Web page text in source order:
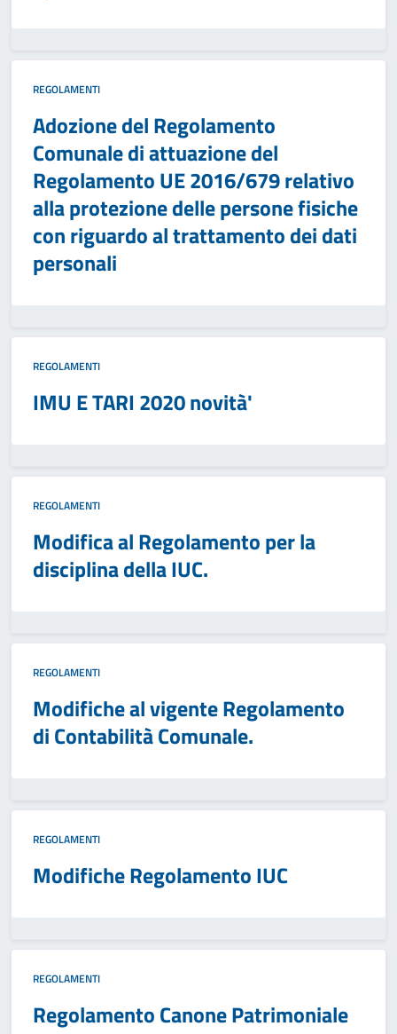
REGOLAMENTI
Adozione del Regolamento
Comunale di attuazione del
Regolamento UE 2016/679 relativo
alla protezione delle persone fisiche
con riguardo al trattamento dei dati
personali
REGOLAMENTI
IMU E TARI 2020 novità'
REGOLAMENTI
Modifica al Regolamento per la
disciplina della IUC.
REGOLAMENTI
Modifiche al vigente Regolamento
di Contabilità Comunale.
REGOLAMENTI
Modifiche Regolamento IUC
REGOLAMENTI
Regolamento Canone Patrimoniale